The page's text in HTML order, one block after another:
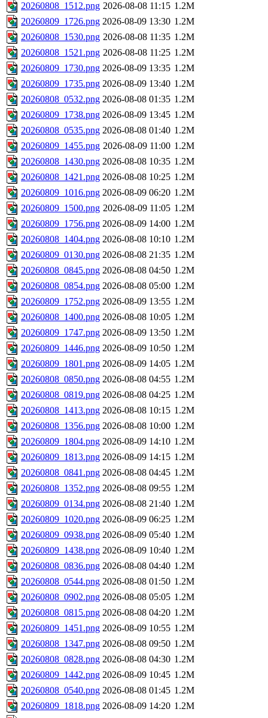
20260808_1512.png 2026-08-08 11:15 1.2M
20260809_1726.png 2026-08-09 13:30 1.2M
20260808_1530.png 2026-08-08 11:35 1.2M
20260808_1521.png 2026-08-08 11:25 1.2M
20260809_1730.png 2026-08-09 13:35 1.2M
20260809_1735.png 2026-08-09 13:40 1.2M
20260808_0532.png 2026-08-08 01:35 1.2M
20260809_1738.png 2026-08-09 13:45 1.2M
20260808_0535.png 2026-08-08 01:40 1.2M
20260809_1455.png 2026-08-09 11:00 1.2M
20260808_1430.png 2026-08-08 10:35 1.2M
20260808_1421.png 2026-08-08 10:25 1.2M
20260809_1016.png 2026-08-09 06:20 1.2M
20260809_1500.png 2026-08-09 11:05 1.2M
20260809_1756.png 2026-08-09 14:00 1.2M
20260808_1404.png 2026-08-08 10:10 1.2M
20260809_0130.png 2026-08-08 21:35 1.2M
20260808_0845.png 2026-08-08 04:50 1.2M
20260808_0854.png 2026-08-08 05:00 1.2M
20260809_1752.png 2026-08-09 13:55 1.2M
20260808_1400.png 2026-08-08 10:05 1.2M
20260809_1747.png 2026-08-09 13:50 1.2M
20260809_1446.png 2026-08-09 10:50 1.2M
20260809_1801.png 2026-08-09 14:05 1.2M
20260808_0850.png 2026-08-08 04:55 1.2M
20260808_0819.png 2026-08-08 04:25 1.2M
20260808_1413.png 2026-08-08 10:15 1.2M
20260808_1356.png 2026-08-08 10:00 1.2M
20260809_1804.png 2026-08-09 14:10 1.2M
20260809_1813.png 2026-08-09 14:15 1.2M
20260808_0841.png 2026-08-08 04:45 1.2M
20260808_1352.png 2026-08-08 09:55 1.2M
20260809_0134.png 2026-08-08 21:40 1.2M
20260809_1020.png 2026-08-09 06:25 1.2M
20260809_0938.png 2026-08-09 05:40 1.2M
20260809_1438.png 2026-08-09 10:40 1.2M
20260808_0836.png 2026-08-08 04:40 1.2M
20260808_0544.png 2026-08-08 01:50 1.2M
20260808_0902.png 2026-08-08 05:05 1.2M
20260808_0815.png 2026-08-08 04:20 1.2M
20260809_1451.png 2026-08-09 10:55 1.2M
20260808_1347.png 2026-08-08 09:50 1.2M
20260808_0828.png 2026-08-08 04:30 1.2M
20260809_1442.png 2026-08-09 10:45 1.2M
20260808_0540.png 2026-08-08 01:45 1.2M
20260809_1818.png 2026-08-09 14:20 1.2M